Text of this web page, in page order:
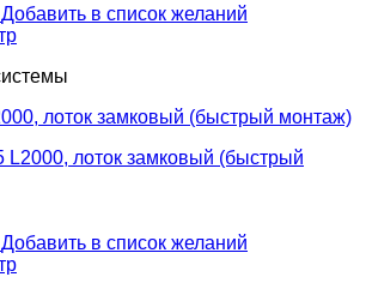
Добавить в список желаний
лоток замковый (быстрый монтаж)
Добавить в список желаний